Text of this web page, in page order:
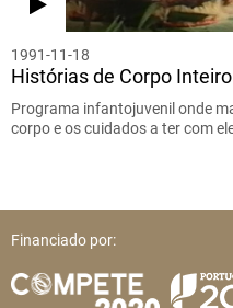
1991-11-18
Histórias de Corpo Inteiro
Programa infantojuvenil onde
corpo e os cuidados a ter com
Financiado por: